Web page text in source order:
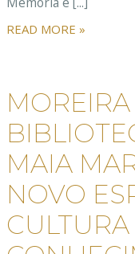
READ MORE »
MAIA
NOVO
CULTURA